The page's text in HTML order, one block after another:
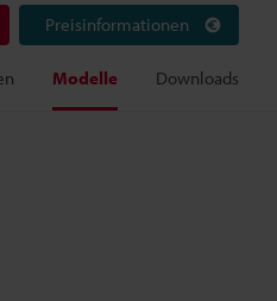
Preisinformationen
Modelle Downloads